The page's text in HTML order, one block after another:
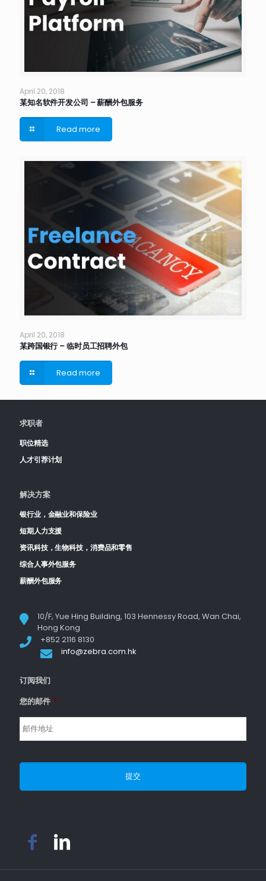
April 20, 2018
某知名软件开发公司 – 薪酬外包服务
Read more
April 20, 2018
某跨国银行 – 临时员工招聘外包
Read more
求职者
职位精选
人才引荐计划
解决方案
银行业，金融业和保险业
短期人力支援
资讯科技，生物科技，消费品和零售
综合人事外包服务
薪酬外包服务
10/F, Yue Hing Building, 103 Hennessy Road, Wan Chai,
Hong Kong
+852 2116 8130
info@zebra.com.hk
订阅我们
您的邮件 *